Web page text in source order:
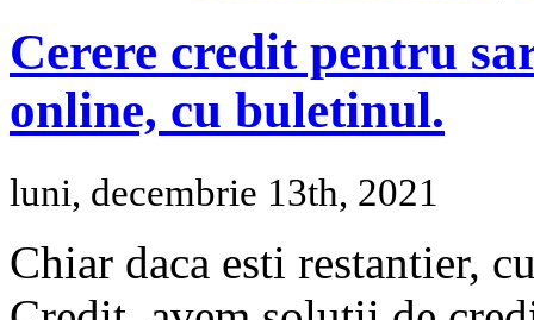
Cerere credit pentru
online, cu buletinul.
luni, decembrie 13th, 2021
Chiar daca esti restantier,